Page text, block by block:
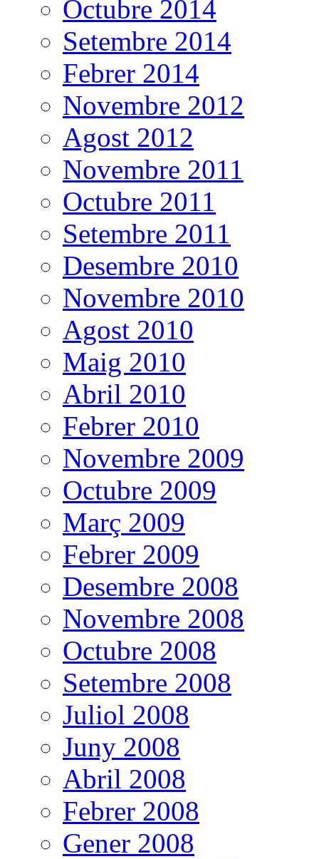
Octubre 2014
Setembre 2014
Febrer 2014
Novembre 2012
Agost 2012
Novembre 2011
Octubre 2011
Setembre 2011
Desembre 2010
Novembre 2010
Agost 2010
Maig 2010
Abril 2010
Febrer 2010
Novembre 2009
Octubre 2009
Març 2009
Febrer 2009
Desembre 2008
Novembre 2008
Octubre 2008
Setembre 2008
Juliol 2008
Juny 2008
Abril 2008
Febrer 2008
Gener 2008